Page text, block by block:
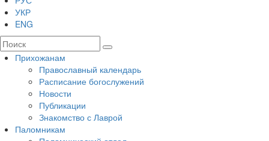
УКР
ENG
Прихожанам
Православный календарь
Расписание богослужений
Новости
Публикации
Знакомство с Лаврой
Паломникам